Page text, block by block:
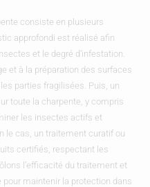
consiste en plusieurs
approfondi est réalisé afin
et le degré d’infestation.
et à la préparation des surfaces
parties fragilisées. Puis, un
toute la charpente, y compris
les insectes actifs et
le cas, un traitement curatif ou
certifiés, respectant les
l’efficacité du traitement et
maintenir la protection dans